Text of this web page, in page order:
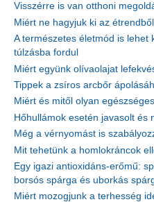
Visszérre is van otthoni
Miért ne hagyjuk ki az
A természetes életmód is lehet
túlzásba fordul
Miért együnk olívaolajat
Tippek a zsíros arcbőr
Miért és mitől olyan
Hőhullámok esetén javasolt és
Még a vérnyomást is
Mit tehetünk a homlokráncok
Egy igazi antioxidáns-erőmű:
borsós spárga és uborkás
Miért mozogjunk a terhesség